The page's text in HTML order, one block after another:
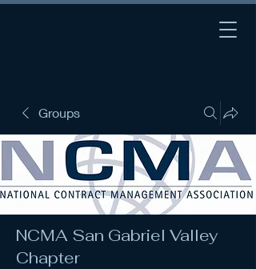
Groups
NCMA San Gabriel Valley
Chapter